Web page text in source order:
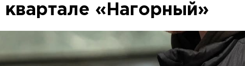
«Нагорный»